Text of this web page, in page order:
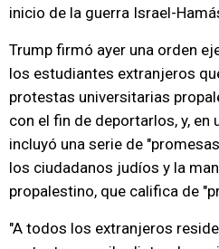
inicio de la guerra Israel-
Trump firmó ayer una orden
los estudiantes extranjeros
protestas universitarias
con el fin de deportarlos, y,
incluyó una serie de
los ciudadanos judíos y la
propalestino, que califica de
"A todos los extranjeros